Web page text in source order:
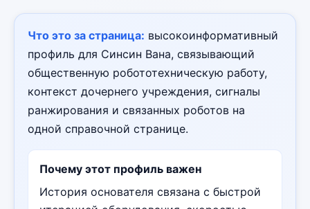
Что это за страница: высокоинформативный
профиль для Синсин Вана, связывающий
общественную робототехническую работу,
контекст дочернего учреждения, сигналы
ранжирования и связанных роботов на
одной справочной странице.
Почему этот профиль важен
История основателя связана с быстрой